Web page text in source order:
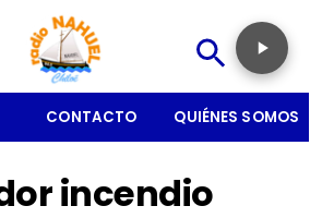
CONTACTO QUIÉNES SOMOS
incendio